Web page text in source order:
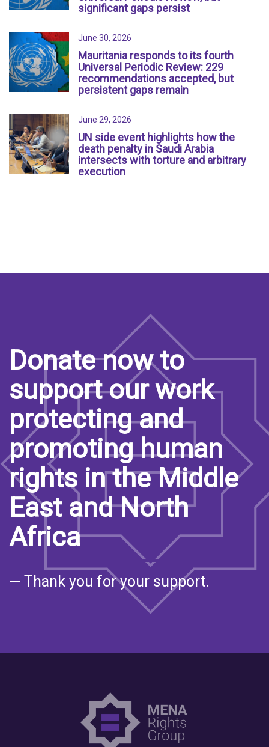
significant gaps persist
June 30, 2026
Mauritania responds to its fourth
Universal Periodic Review: 229
recommendations accepted, but
persistent gaps remain
June 29, 2026
UN side event highlights how the
death penalty in Saudi Arabia
intersects with torture and arbitrary
execution
Donate now to
support our work
protecting and
promoting human
rights in the Middle
East and North
Africa
— Thank you for your support.